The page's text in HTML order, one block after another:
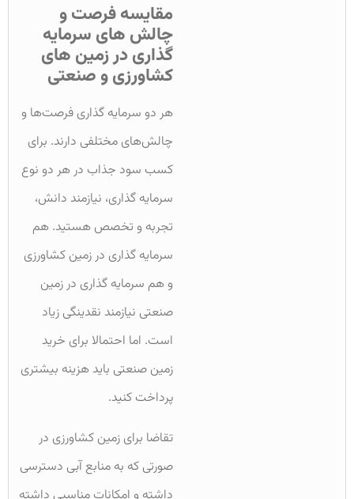
مقایسه فرصت و
چالش های سرمایه
گذاری در زمین های
کشاورزی و صنعتی
هر دو سرمایه گذاری فرصت‌ها و
چالش‌های مختلفی دارند. برای
کسب سود جذاب در هر دو نوع
سرمایه گذاری، نیازمند دانش،
تجربه و تخصص هستید. هم
سرمایه گذاری در زمین کشاورزی
و هم سرمایه گذاری در زمین
صنعتی نیازمند نقدینگی زیاد
است. اما احتمالا برای خرید
زمین صنعتی باید هزینه بیشتری
پرداخت کنید.
تقاضا برای زمین کشاورزی در
صورتی که به منابع آبی دسترسی